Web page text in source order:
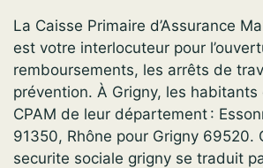
La Caisse Primaire d’Assurance
est votre interlocuteur pour
remboursements, les arrêts de
prévention. À Grigny, les
CPAM de leur département :
91350, Rhône pour Grigny 69520.
securite sociale grigny se traduit